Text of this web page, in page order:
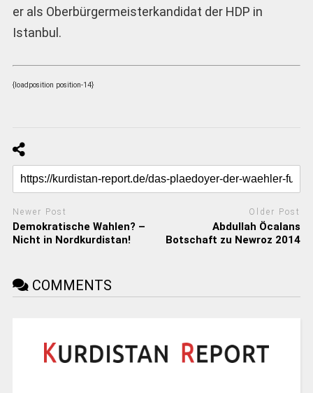
er als Oberbürgermeisterkandidat der HDP in
Istanbul.
{loadposition position-14}
Newer Post
Demokratische Wahlen? –
Nicht in Nordkurdistan!
Older Post
Abdullah Öcalans
Botschaft zu Newroz 2014
COMMENTS